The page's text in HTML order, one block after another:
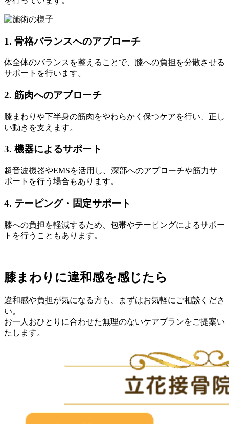
1. 骨格バランスへのアプローチ
体全体のバランスを整えることで、膝への負担を分散させる
サポートを行います。
2. 筋肉へのアプローチ
膝まわりや下半身の筋肉をやわらかく保つケアを行い、正し
い動きを支えます。
3. 機器によるサポート
超音波機器やEMSを活用し、深部へのアプローチや筋力サ
ポートを行う場合もあります。
4. テーピング・固定サポート
膝への負担を軽減するため、包帯やテーピングによるサポー
トを行うこともあります。
膝まわりに違和感を感じたら
違和感や負担が気になる方も、まずはお気軽にご相談くださ
い。
お一人おひとりに合わせた無理のないケアプランをご提案い
たします。